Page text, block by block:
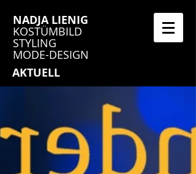
NADJA LIENIG
KOSTÜMBILD
STYLING
MODE-DESIGN
AKTUELL